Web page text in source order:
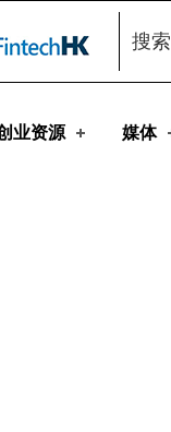
业资源 媒体
搜索：